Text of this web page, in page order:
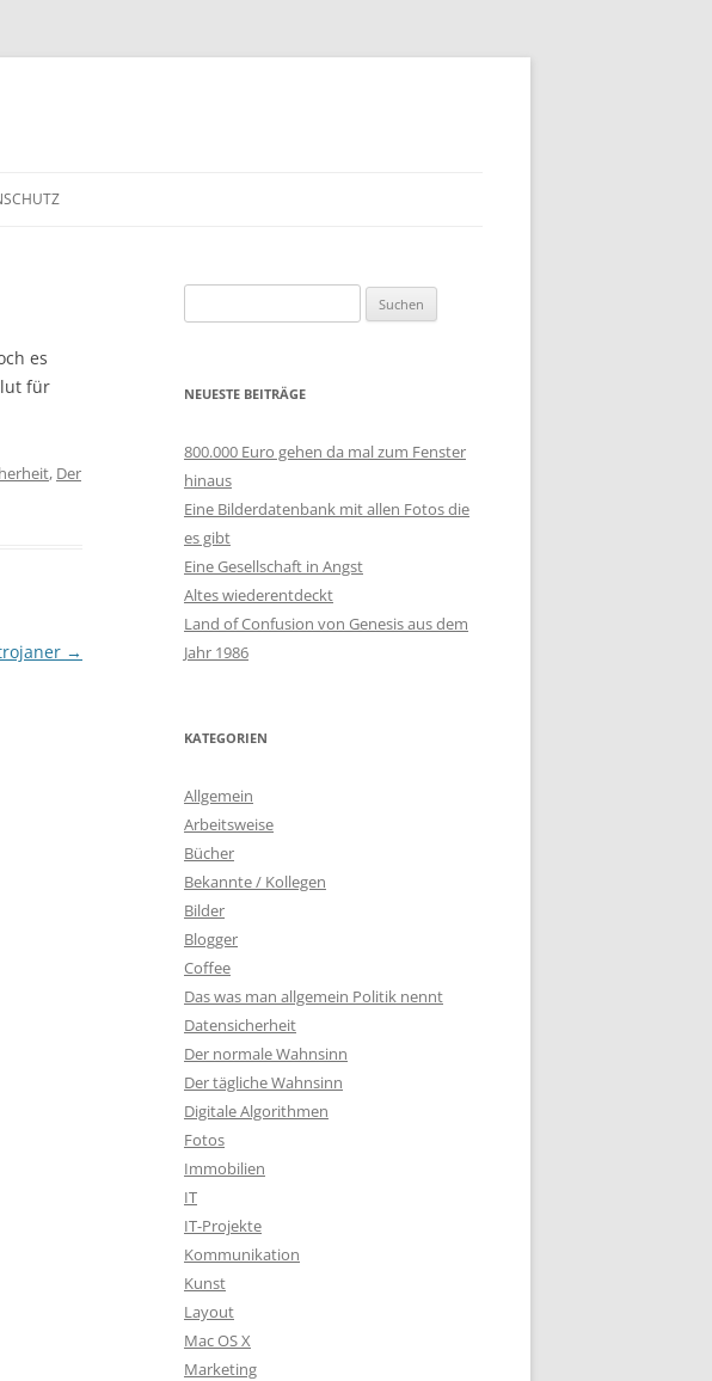
es
für
, Der
→
nach:
NEUESTE BEITRÄGE
800.000 Euro gehen da mal zum Fenster
hinaus
Eine Bilderdatenbank mit allen Fotos die
es gibt
Eine Gesellschaft in Angst
Altes wiederentdeckt
Land of Confusion von Genesis aus dem
Jahr 1986
KATEGORIEN
Allgemein
Arbeitsweise
Bücher
Bekannte / Kollegen
Bilder
Blogger
Coffee
Das was man allgemein Politik nennt
Datensicherheit
Der normale Wahnsinn
Der tägliche Wahnsinn
Digitale Algorithmen
Fotos
Immobilien
IT
IT-Projekte
Kommunikation
Kunst
Layout
Mac OS X
Marketing